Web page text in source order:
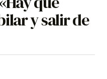
y salir de